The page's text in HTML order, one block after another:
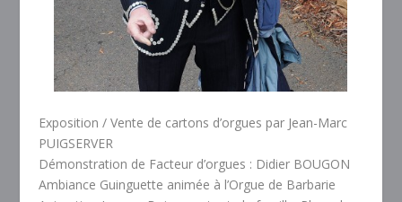
Exposition / Vente de cartons d’orgues par Jean-Marc
PUIGSERVER
Démonstration de Facteur d’orgues : Didier BOUGON
Ambiance Guinguette animée à l’Orgue de Barbarie